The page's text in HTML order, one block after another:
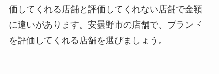
価してくれる店舗と評価してくれない店舗で金額
に違いがあります。安曇野市の店舗で、ブランド
を評価してくれる店舗を選びましょう。